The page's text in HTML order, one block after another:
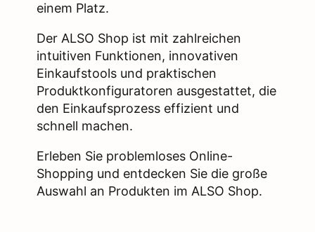
einem Platz.
Der ALSO Shop ist mit zahlreichen
intuitiven Funktionen, innovativen
Einkaufstools und praktischen
Produktkonfiguratoren ausgestattet, die
den Einkaufsprozess effizient und
schnell machen.
Erleben Sie problemloses Online-
Shopping und entdecken Sie die große
Auswahl an Produkten im ALSO Shop.